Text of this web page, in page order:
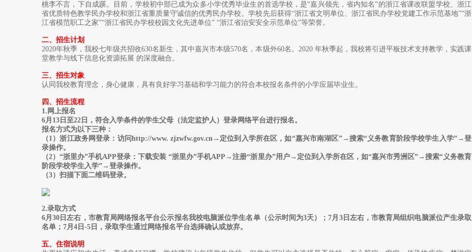
桃李不言，下自成蹊。目前，学校初中部已成为众多小学优秀毕业生的首选学校，是“嘉兴领先，省内知名”的浙江省课改联盟学校、浙江
省优质特色教学民办学校和浙江省重质量守诚信的优秀民办学校。学校先后获得“浙江省文明单位、浙江省民办学校党建工作示范基地”“浙
江省模范职工之家”“浙江省民办学校校园文化先进单位” “浙江省治安安全示范单位”等荣誉。
二、招生计划
2020年秋季，我校七年级共招收630名新生，其中嘉兴市本级570名，本级外60名。2020 年秋季起，我校将引进平板技术支持教学，实践课
堂教学与线下信息化资源拓展 的深度融合。
三、招生对象
认同我校教育理念，身心健康，具有良好学习基础和学习能力的符合本校报名条件的小学应届毕业生。
四、招生流程
1.网上报名
6月13日至22日，符合入学条件的学生父母（法定监护人）登录网络平台进行报名。
报名方式为以下三种：
（1）浙江政务网登录：访问http://www. zjzwfw.gov.cn→定位到入学所在区，如“嘉兴市南湖区”→搜索“义务教育阶段学校学生入学”→登
录操作。
（2）“浙里办”手机APP登录：下载安装 “浙里办”手机APP→注册“浙里办”用户→定位到入学所在区，如“嘉兴市秀洲区”→搜索“义务教育
阶段学校学生入学”→登录操作。
（3）扫描下面二维码登录。
2.录取方式
6月30日左右，市教育局网络报名平台公示报名我校电脑派位学生名单（公示时间为3天）；7月3日左右，市教育局组织电脑派位产生录取
名单；7月4日-5日，录取学生通过网络报名平台选择确认或放弃。
五、住宿说明